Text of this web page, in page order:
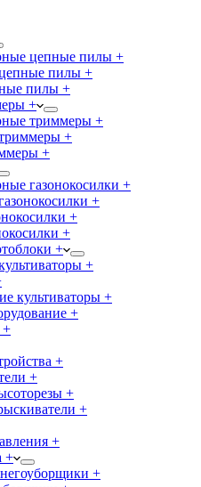
цепные пилы +
пилы +
пилы +
+
триммеры +
+
+
газонокосилки +
+
+
+
+
+
культиваторы +
+
+
+
+
+
+
+
+
+